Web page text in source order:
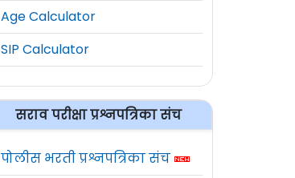
Age Calculator
SIP Calculator
सराव परीक्षा प्रश्नपत्रिका संच
पोलीस भरती प्रश्नपत्रिका संच